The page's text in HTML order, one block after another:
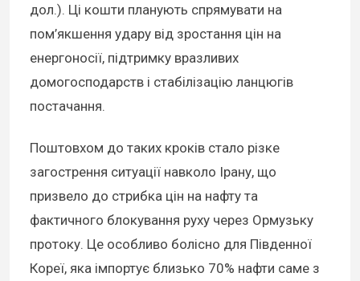
дол.). Ці кошти планують спрямувати на
пом’якшення удару від зростання цін на
енергоносії, підтримку вразливих
домогосподарств і стабілізацію ланцюгів
постачання.
Поштовхом до таких кроків стало різке
загострення ситуації навколо Ірану, що
призвело до стрибка цін на нафту та
фактичного блокування руху через Ормузьку
протоку. Це особливо болісно для Південної
Кореї, яка імпортує близько 70% нафти саме з